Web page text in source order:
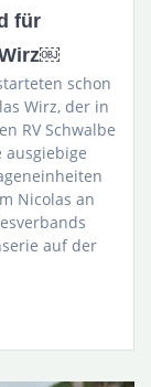
für
schon
Wirz, der in
RV Schwalbe
Nicolas an
auf der